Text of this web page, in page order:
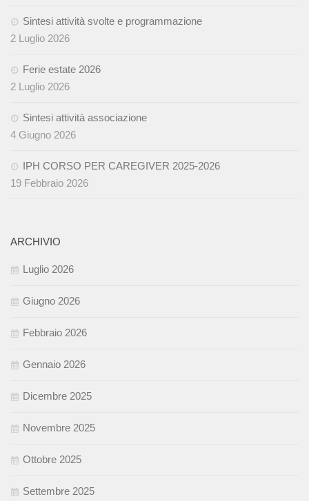
Sostienici
Foto
Contatti
Sintesi attività svolte e programmazione
2 Luglio 2026
Ferie estate 2026
2 Luglio 2026
Sintesi attività associazione
4 Giugno 2026
IPH CORSO PER CAREGIVER 2025-2026
19 Febbraio 2026
ARCHIVIO
Luglio 2026
Giugno 2026
Febbraio 2026
Gennaio 2026
Dicembre 2025
Novembre 2025
Ottobre 2025
Settembre 2025